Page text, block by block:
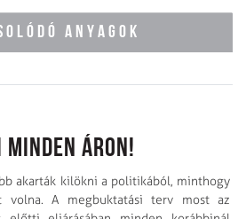
ANYAGOK
áron!
akarták kilökni a politikából, minthogy
volna. A megbuktatási terv most az